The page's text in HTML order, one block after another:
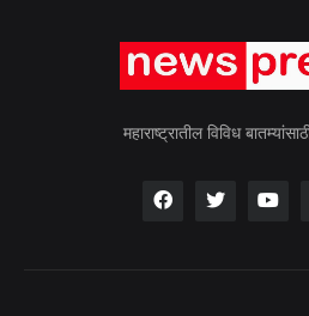
महाराष्ट्रातील विविध